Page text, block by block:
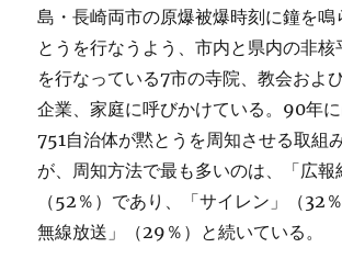
島・長崎両市の原爆被爆時刻に鐘を鳴
とうを行なうよう、市内と県内の非核
を行なっている7市の寺院、教会およ
企業、家庭に呼びかけている。90年
751自治体が黙とうを周知させる取組
が、周知方法で最も多いのは、「広報
（52％）であり、「サイレン」（32
無線放送」（29％）と続いている。